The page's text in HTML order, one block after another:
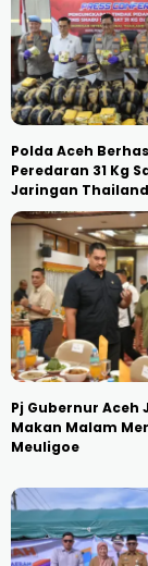
Polda Aceh
Peredaran 31 Kg
Jaringan
Pj Gubernur Aceh
Makan Malam
Meuligoe